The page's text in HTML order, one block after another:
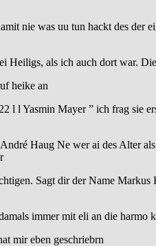
nie was uu tun hackt des der
als ich auch dort war.
heike an
l l Yasmin Mayer ” ich frag sie
Haug Ne wer ai des Alter als
Sagt dir der Name
immer mit eli an die harmo
mir eben geschriebrn